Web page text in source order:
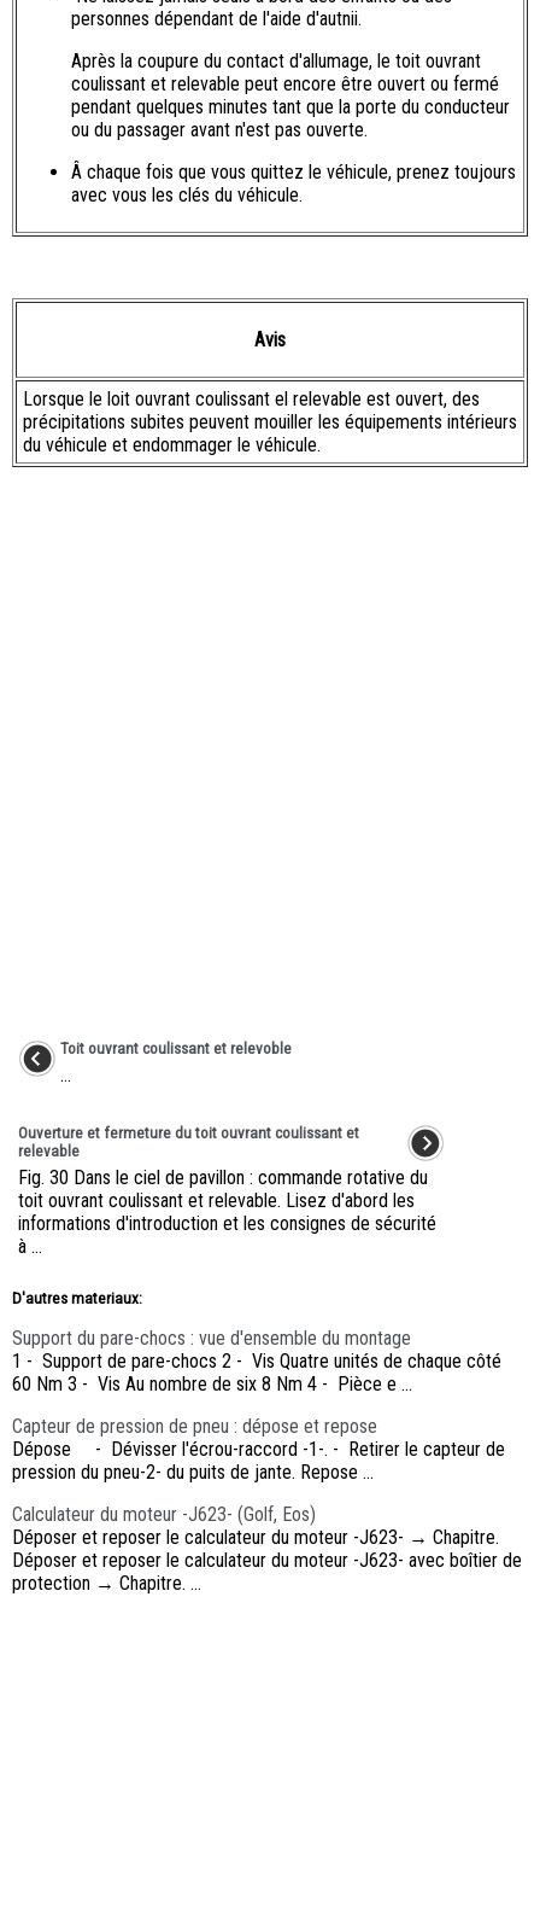
personnes dépendant de l'aide d'autnii.
Après la coupure du contact d'allumage, le toit ouvrant
coulissant et relevable peut encore être ouvert ou fermé
pendant quelques minutes tant que la porte du conducteur
ou du passager avant n'est pas ouverte.
Â chaque fois que vous quittez le véhicule, prenez toujours
avec vous les clés du véhicule.
Avis
Lorsque le loit ouvrant coulissant el relevable est ouvert, des
précipitations subites peuvent mouiller les équipements intérieurs
du véhicule et endommager le véhicule.
Toit ouvrant coulissant et relevoble
...
Ouverture et fermeture du toit ouvrant coulissant et
relevable
Fig. 30 Dans le ciel de pavillon : commande rotative du
toit ouvrant coulissant et relevable. Lisez d'abord les
informations d'introduction et les consignes de sécurité
à ...
D'autres materiaux:
Support du pare-chocs : vue d'ensemble du montage
1 - Support de pare-chocs 2 - Vis Quatre unités de chaque côté
60 Nm 3 - Vis Au nombre de six 8 Nm 4 - Pièce e ...
Capteur de pression de pneu : dépose et repose
Dépose - Dévisser l'écrou-raccord -1-. - Retirer le capteur de
pression du pneu-2- du puits de jante. Repose ...
Calculateur du moteur -J623- (Golf, Eos)
Déposer et reposer le calculateur du moteur -J623- → Chapitre.
Déposer et reposer le calculateur du moteur -J623- avec boîtier de
protection → Chapitre. ...